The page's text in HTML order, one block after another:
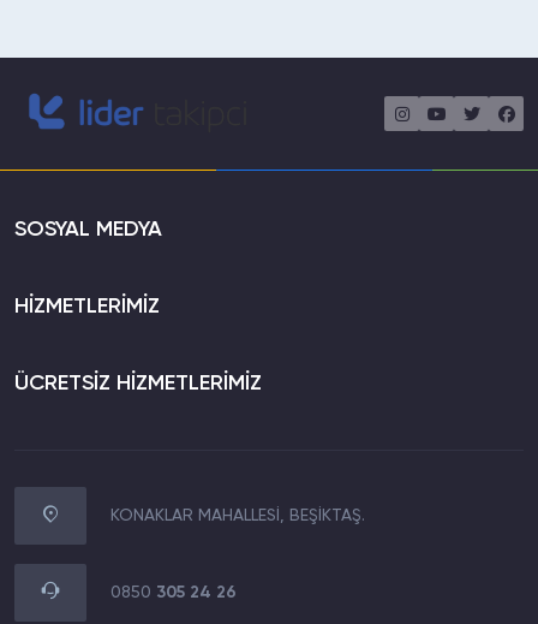
SOSYAL MEDYA
HİZMETLERİMİZ
ÜCRETSİZ HİZMETLERİMİZ
KONAKLAR MAHALLESİ, BEŞİKTAŞ.
0850 305 24 26
WhatsApp İletişim
Müşteri Destek Hattı